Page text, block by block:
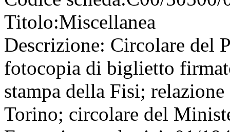
Titolo:Miscellanea
Descrizione: Circolare del
fotocopia di biglietto
stampa della Fisi;
Torino; circolare del